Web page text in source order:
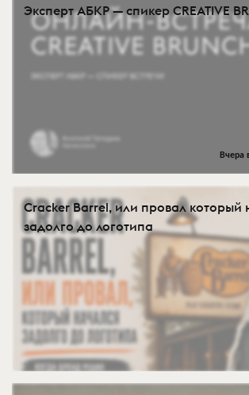
Эксперт АБКР — спикер CREATIVE
Вчера
Cracker Barrel, или провал который
задолго до логотипа